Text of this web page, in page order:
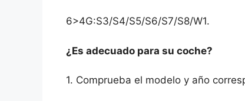
6>4G:S3/S4/S5/S6/S7/S8/W1.
¿Es adecuado para su coche?
1. Comprueba el modelo y año